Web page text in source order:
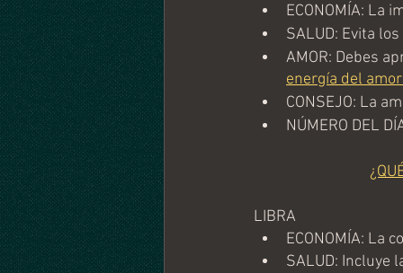
ECONOMÍA: La
SALUD: Evita
AMOR: Debes
energía del
CONSEJO: La
NÚMERO DEL
LIBRA
ECONOMÍA: La
SALUD: Incluye